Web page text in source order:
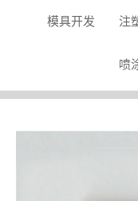
模具开发 注
喷